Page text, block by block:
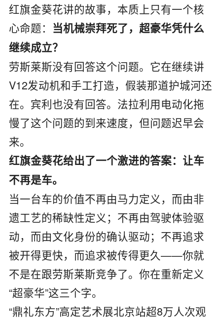
红旗金葵花讲的故事，本质上只有一个核
心命题： 当机械崇拜死了，超豪华凭什么
继续成立？
劳斯莱斯没有回答这个问题。它在继续讲
V12发动机和手工打造，假装那道护城河还
在。宾利也没有回答。法拉利用电动化拖
慢了这个问题的到来速度，但问题迟早会
来。
红旗金葵花给出了一个激进的答案：让车
不再是车。
当一台车的价值不再由马力定义，而由非
遗工艺的稀缺性定义；不再由驾驶体验驱
动，而由文化身份的确认驱动；不再追求
被开得更快，而追求被传得更久——你就
不是在跟劳斯莱斯竞争了。你在重新定义
“超豪华”这三个字。
“鼎礼东方”高定艺术展北京站超8万人次观